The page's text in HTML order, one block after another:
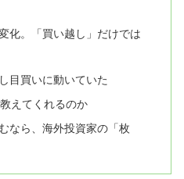
化。「買い越し」だけでは
目買いに動いていた
えてくれるのか
なら、海外投資家の「枚